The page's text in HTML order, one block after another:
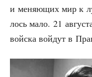
и меня­ю­щих мир к
лось мало. 21
вой­ска вой­дут в